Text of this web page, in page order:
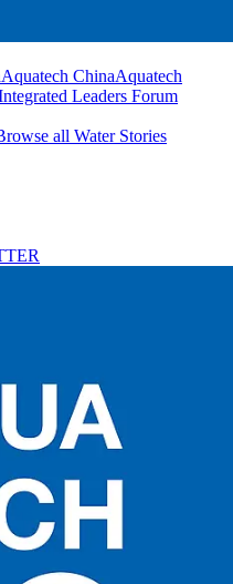
Aquatech ChinaAquatech
Leaders Forum
all Water Stories